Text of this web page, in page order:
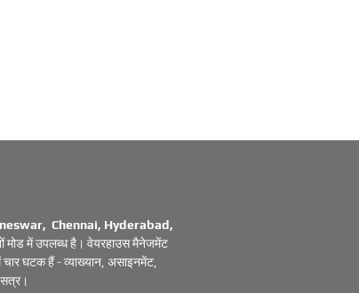
Chennai, Hyderabad,
मोड में उपलब्ध है। वेयरहाउस मैनेजमेंट
घटक हैं - व्याख्यान, असाइनमेंट,